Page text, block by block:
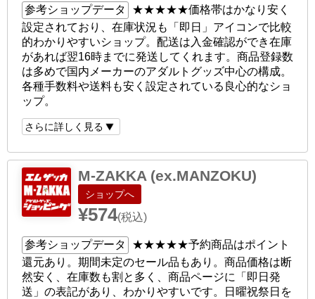
参考ショップデータ ★★★★★価格帯はかなり安く
設定されており、在庫状況も「即日」アイコンで比較
的わかりやすいショップ。配送は入金確認ができ在庫
があれば翌16時までに発送してくれます。商品登録数
は多めで国内メーカーのアダルトグッズ中心の構成。
各種手数料や送料も安く設定されている良心的なショ
ップ。
さらに詳しく見る
M-ZAKKA (ex.MANZOKU)
ショップへ
¥574(税込)
参考ショップデータ ★★★★★予約商品はポイント
還元あり。期間未定のセール品もあり。商品価格は断
然安く、在庫数も割と多く、商品ページに「即日発
送」の表記があり、わかりやすいです。日曜祝祭日を